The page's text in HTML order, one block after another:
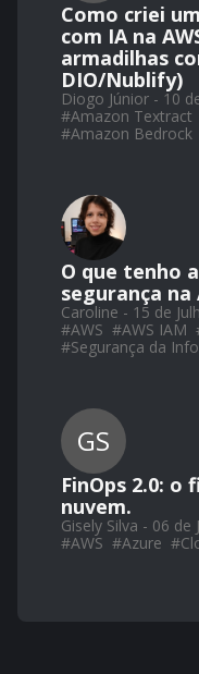
Como criei
com IA na
armadilhas
DIO/Nublify)
Diogo Júnior - 10
#Amazon Textract
#Amazon Bedrock
O que tenho
segurança na
Caroline - 15 de
#AWS #AWS IAM
#Segurança da
GS
FinOps 2.0: o
nuvem.
Gisely Silva - 06 de
#AWS #Azure #